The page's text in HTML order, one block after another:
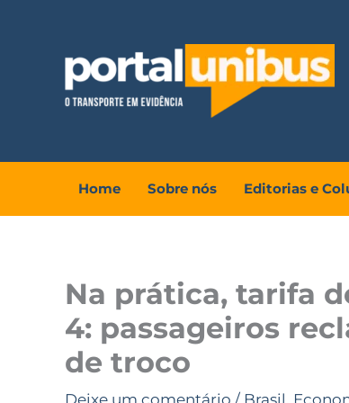
conteúdo
Home Sobre nós Editorias e
Na prática, tarifa
4: passageiros
de troco
Deixe um comentário / Brasil,